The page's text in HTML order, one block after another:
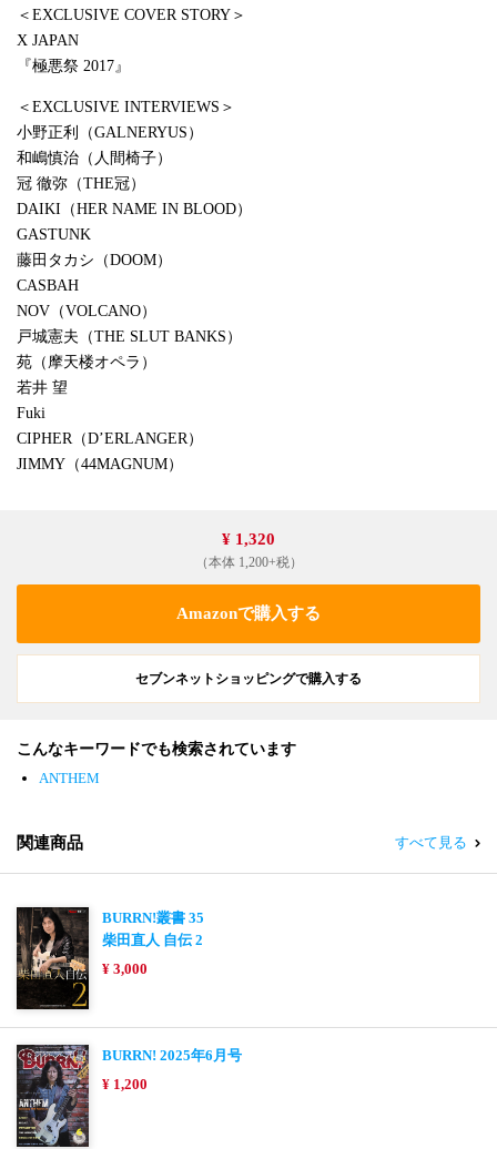
＜EXCLUSIVE COVER STORY＞
X JAPAN
『極悪祭 2017』
＜EXCLUSIVE INTERVIEWS＞
小野正利（GALNERYUS）
和嶋慎治（人間椅子）
冠 徹弥（THE冠）
DAIKI（HER NAME IN BLOOD）
GASTUNK
藤田タカシ（DOOM）
CASBAH
NOV（VOLCANO）
戸城憲夫（THE SLUT BANKS）
苑（摩天楼オペラ）
若井 望
Fuki
CIPHER（D’ERLANGER）
JIMMY（44MAGNUM）
¥ 1,320
（本体 1,200+税）
Amazonで購入する
セブンネットショッピングで購入する
こんなキーワードでも検索されています
ANTHEM
関連商品 すべて見る
BURRN!叢書 35
柴田直人 自伝 2
¥ 3,000
BURRN! 2025年6月号
¥ 1,200